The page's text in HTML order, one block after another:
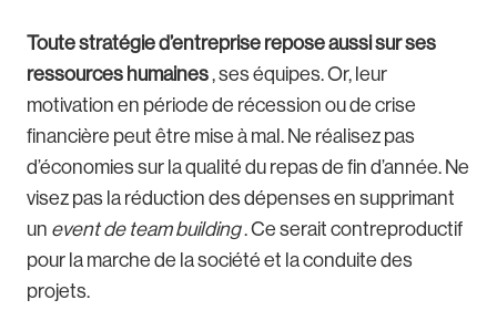
Toute stratégie d’entreprise repose aussi sur ses
ressources humaines, ses équipes. Or, leur
motivation en période de récession ou de crise
financière peut être mise à mal. Ne réalisez pas
d’économies sur la qualité du repas de fin d’année. Ne
visez pas la réduction des dépenses en supprimant
un event de team building. Ce serait contreproductif
pour la marche de la société et la conduite des
projets.